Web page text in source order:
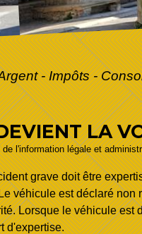
- Impôts -
LA
l'information légale et
grave doit être
véhicule est déclaré
Lorsque le véhicule
d'expertise.